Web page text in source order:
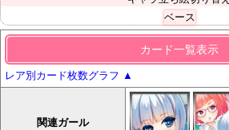
ベース
カード一覧表示
レア別カード枚数グラフ ▲
関連ガール